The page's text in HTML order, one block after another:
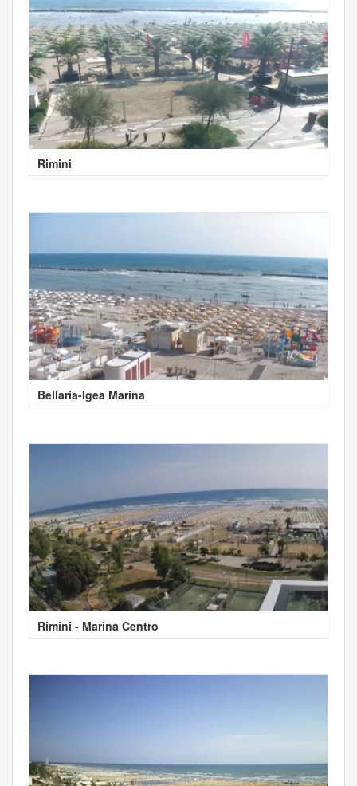
Rimini
Bellaria-Igea Marina
Rimini - Marina Centro